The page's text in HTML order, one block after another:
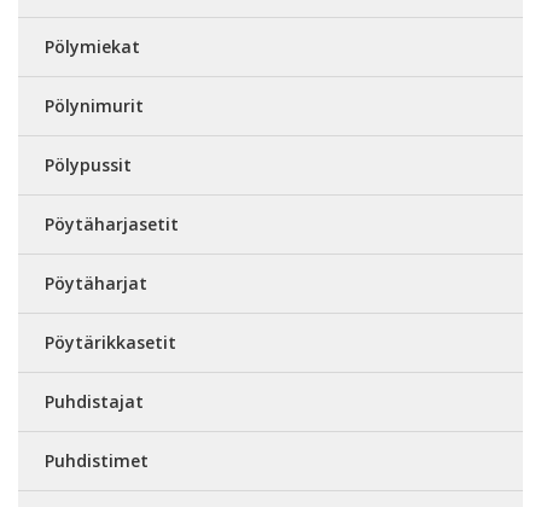
Pölymiekat
Pölynimurit
Pölypussit
Pöytäharjasetit
Pöytäharjat
Pöytärikkasetit
Puhdistajat
Puhdistimet